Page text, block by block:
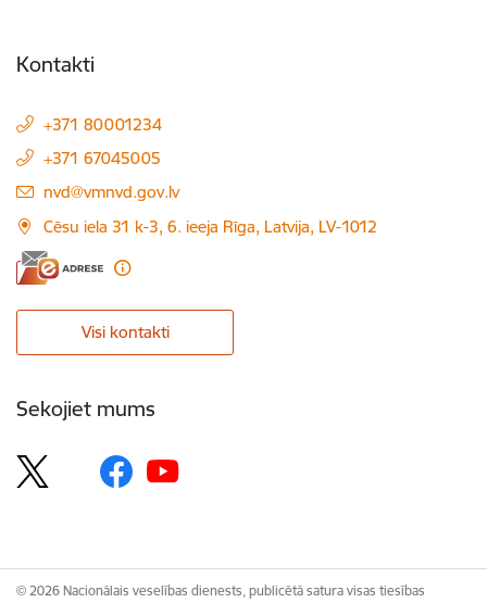
Kontakti
+371 80001234
+371 67045005
E-pasts:
nvd@vmnvd.gov.lv
Cēsu iela 31 k-3, 6. ieeja Rīga, Latvija, LV-1012
Visi kontakti
Sekojiet mums
© 2026 Nacionālais veselības dienests, publicētā satura visas tiesības